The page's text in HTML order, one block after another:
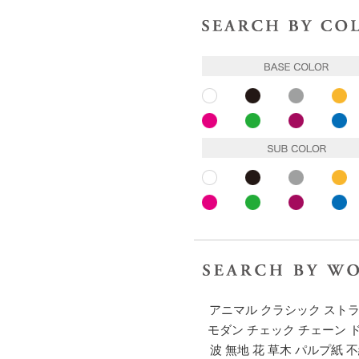
ホワイト ブラック グレー
ピンク ピンク パープル
ホワイト ブラック グレー
ピンク ピンク パープル
アニマル クラシック スト
モダン チェック チェーン
波 無地 花 草木 パルプ紙